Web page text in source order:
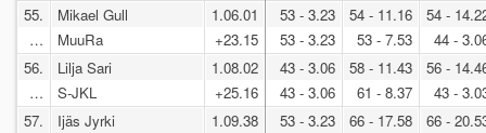
55.
…
Mikael Gull
MuuRa
1.06.01
+23.15
53 - 3.23
53 - 3.23
54 - 11.16
53 - 7.53
54 -
44 -
56.
…
Lilja Sari
S-JKL
1.08.02
+25.16
43 - 3.06
43 - 3.06
58 - 11.43
61 - 8.37
56 -
43 -
57.
Ijäs Jyrki
1.09.38
53 - 3.23
66 - 17.58
66 -